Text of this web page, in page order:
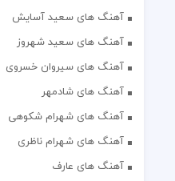
آهنگ های سعید آسایش
آهنگ های سعید شهروز
آهنگ های سیروان خسروی
آهنگ های شادمهر
آهنگ های شهرام شکوهی
آهنگ های شهرام ناظری
آهنگ های عارف